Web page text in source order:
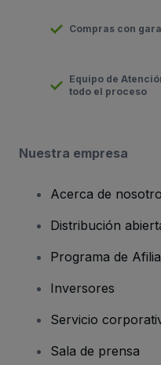
Compras con
Equipo de
todo el proceso
Nuestra empresa
Acerca de
Distribución
Programa de
Inversores
Servicio
Sala de prensa